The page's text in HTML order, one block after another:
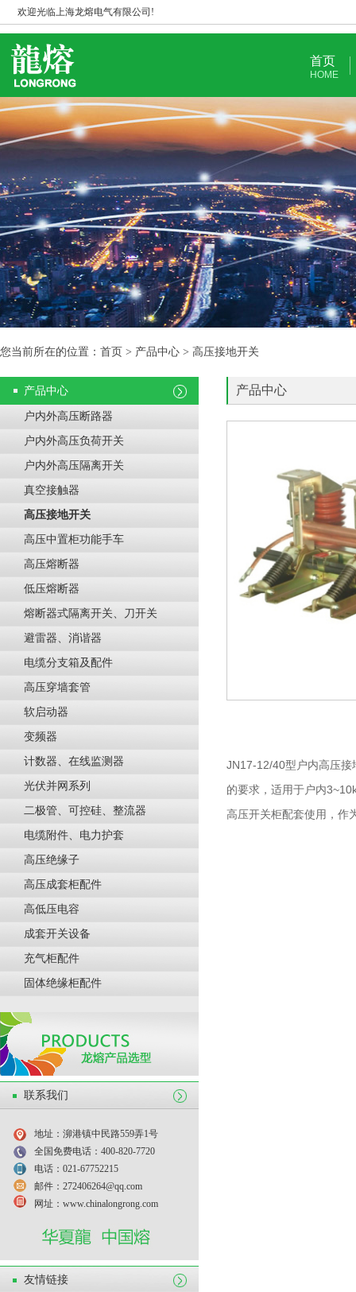
欢迎光临上海龙熔电气有限公司!
首页
HOME
您当前所在的位置：首页 > 产品中心 > 高压接地开关
产品中心
户内外高压断路器
户内外高压负荷开关
户内外高压隔离开关
真空接触器
高压接地开关
高压中置柜功能手车
高压熔断器
低压熔断器
熔断器式隔离开关、刀开关
避雷器、消谐器
电缆分支箱及配件
高压穿墙套管
软启动器
变频器
计数器、在线监测器
光伏并网系列
二极管、可控硅、整流器
电缆附件、电力护套
高压绝缘子
高压成套柜配件
高低压电容
成套开关设备
充气柜配件
固体绝缘柜配件
联系我们
地址：泖港镇中民路559弄1号
全国免费电话：400-820-7720
电话：021-67752215
邮件：272406264@qq.com
网址：www.chinalongrong.com
友情链接
产品中心
JN17-12/40型户内高压
的要求，适用于户内
高压开关柜配套使用，作